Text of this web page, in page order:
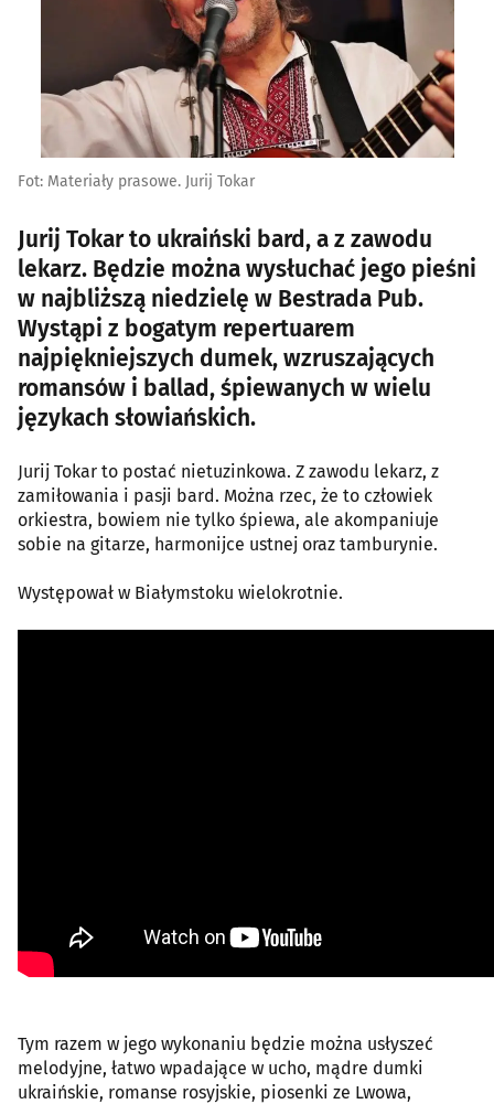
Fot: Materiały prasowe. Jurij Tokar
Jurij Tokar to ukraiński bard, a z zawodu
lekarz. Będzie można wysłuchać jego pieśni
w najbliższą niedzielę w Bestrada Pub.
Wystąpi z bogatym repertuarem
najpiękniejszych dumek, wzruszających
romansów i ballad, śpiewanych w wielu
językach słowiańskich.
Jurij Tokar to postać nietuzinkowa. Z zawodu lekarz, z
zamiłowania i pasji bard. Można rzec, że to człowiek
orkiestra, bowiem nie tylko śpiewa, ale akompaniuje
sobie na gitarze, harmonijce ustnej oraz tamburynie.
Występował w Białymstoku wielokrotnie.
Tym razem w jego wykonaniu będzie można usłyszeć
melodyjne, łatwo wpadające w ucho, mądre dumki
ukraińskie, romanse rosyjskie, piosenki ze Lwowa,